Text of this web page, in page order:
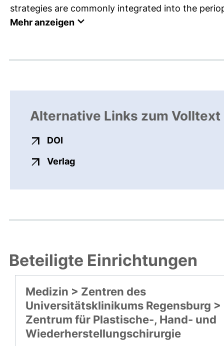
strategies are commonly integrated into the
Mehr anzeigen
Alternative Links zum Volltext
DOI
Verlagexterner Link, öffnet neues
Beteiligte Einrichtungen
Medizin > Zentren des
Universitätsklinikums Regensburg >
Zentrum für Plastische-, Hand- und
Wiederherstellungschirurgie